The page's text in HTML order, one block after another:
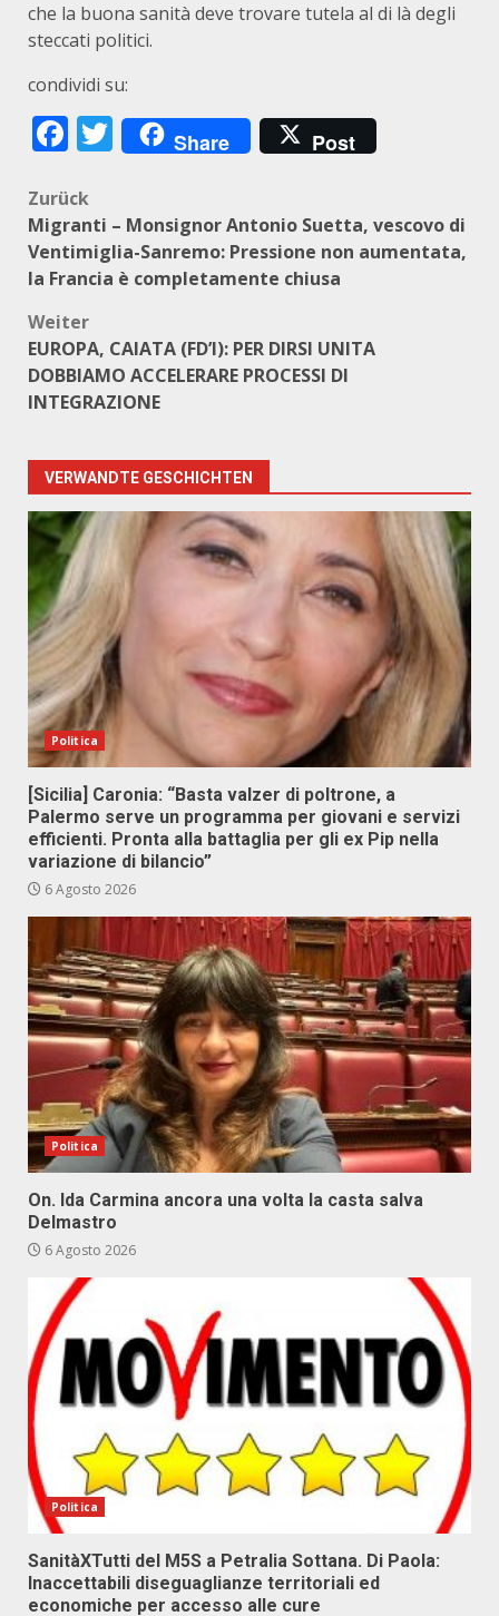
che la buona sanità deve trovare tutela al di là degli
steccati politici.
condividi su:
Facebook
Twitter
Share Post
Beitragsnavigation
Zurück
Migranti – Monsignor Antonio Suetta, vescovo di
Ventimiglia-Sanremo: Pressione non aumentata,
la Francia è completamente chiusa
Weiter
EUROPA, CAIATA (FD’I): PER DIRSI UNITA
DOBBIAMO ACCELERARE PROCESSI DI
INTEGRAZIONE
VERWANDTE GESCHICHTEN
Politica
[Sicilia] Caronia: “Basta valzer di poltrone, a
Palermo serve un programma per giovani e servizi
efficienti. Pronta alla battaglia per gli ex Pip nella
variazione di bilancio”
6 Agosto 2026
Politica
On. Ida Carmina ancora una volta la casta salva
Delmastro
6 Agosto 2026
Politica
SanitàXTutti del M5S a Petralia Sottana. Di Paola:
Inaccettabili diseguaglianze territoriali ed
economiche per accesso alle cure